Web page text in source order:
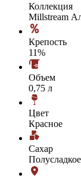
Коллекция
Millstream
Крепость
11%
Объем
0,75 л
Цвет
Красное
Сахар
Полусладкое